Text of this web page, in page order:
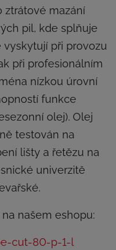
ztrátové mazání
pil, kde splňuje
vyskytují při provozu
při profesionálním
nízkou úrovní
funkce
olej). Olej
testován na
lišty a řetězu na
univerzitě
našem eshopu:
cut-80-p-1-l